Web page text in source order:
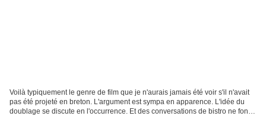
Voilà typiquement le genre de film que je n'aurais jamais été voir s'il n'avait
pas été projeté en breton. L'argument est sympa en apparence. L'idée du
doublage se discute en l'occurrence. Et des conversations de bistro ne font